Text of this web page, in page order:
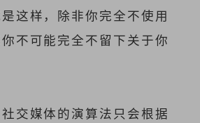
这样，除非你完全不使用
不可能完全不留下关于你
交媒体的演算法只会根据